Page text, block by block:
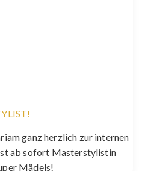
ganz herzlich zur internen
ab sofort Masterstylistin
Mädels!